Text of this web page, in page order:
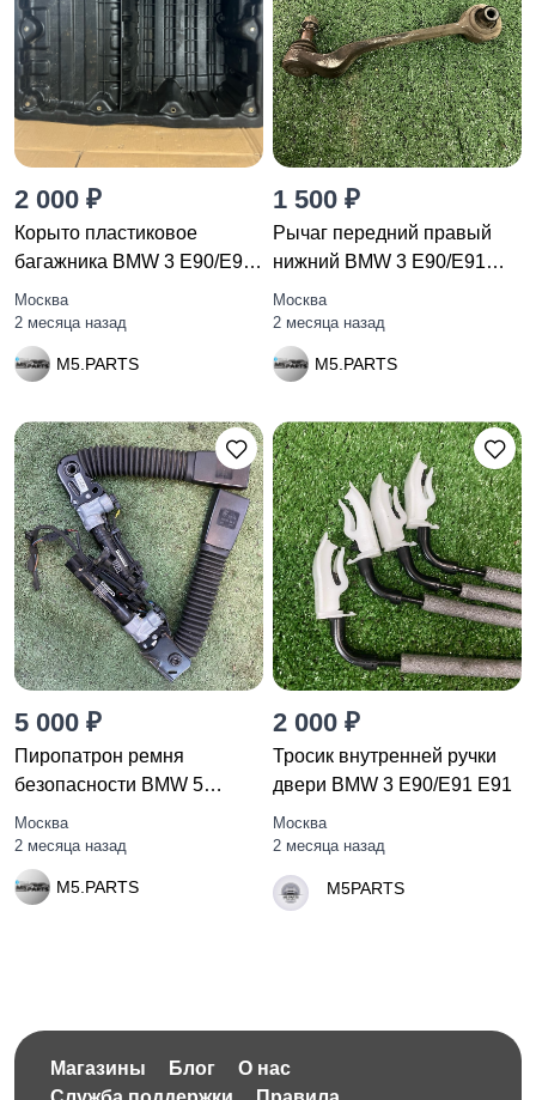
2 000 ₽
Корыто пластиковое
багажника BMW 3 E90/E91
рест.
Москва
2 месяца назад
M5.PARTS
1 500 ₽
Рычаг передний правый
нижний BMW 3 E90/E91
рест.
Москва
2 месяца назад
M5.PARTS
5 000 ₽
Пиропатрон ремня
безопасности BMW 5
F10/F11 F10
Москва
2 месяца назад
M5.PARTS
2 000 ₽
Тросик внутренней ручки
двери BMW 3 E90/E91 E91
Москва
2 месяца назад
M5PARTS
Магазины Блог
О нас